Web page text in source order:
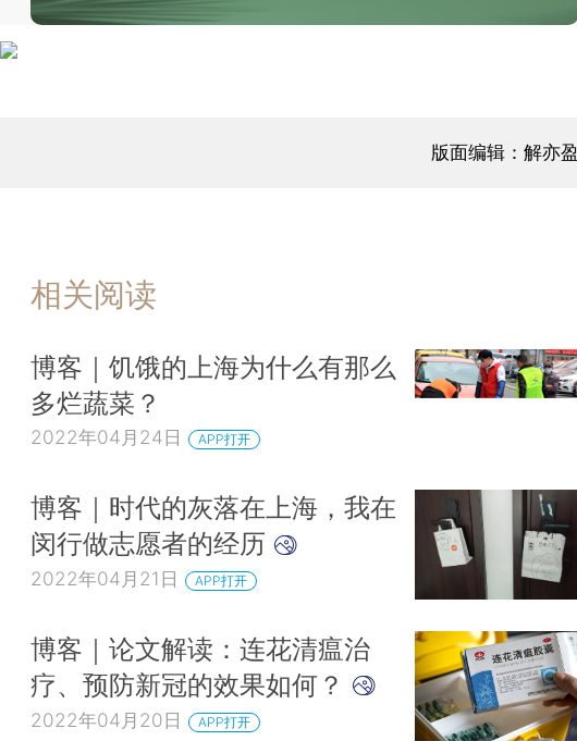
版面编辑：解亦盈
相关阅读
​博客｜饥饿的上海为什么有那么
多烂蔬菜？
2022年04月24日 APP打开
博客｜时代的灰落在上海，我在
闵行做志愿者的经历
2022年04月21日 APP打开
博客｜论文解读：连花清瘟治
疗、预防新冠的效果如何？
2022年04月20日 APP打开